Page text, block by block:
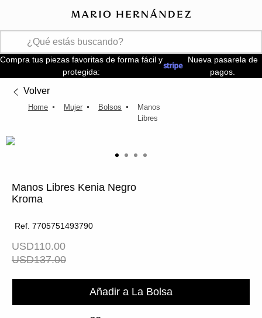
Compra tus piezas favoritas de forma fácil y
protegida:
Nueva pasarela de
pagos.
Volver
Mujer Bolsos
Manos
Libres
Manos Libres Kenia Negro
Kroma
Ref. 7705751493790
USD110.00
USD137.00
Añadir a La Bolsa